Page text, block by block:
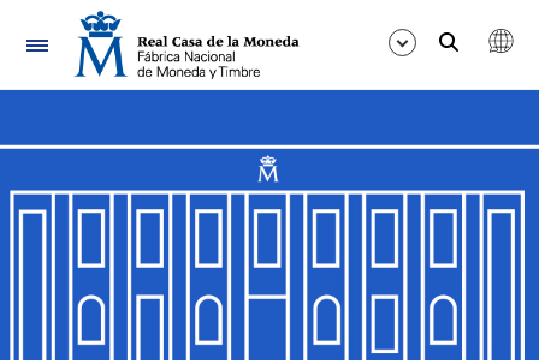
Navegación
Mostrar/Ocultar
Mostrar/Ocultar
Mostrar/Ocultar